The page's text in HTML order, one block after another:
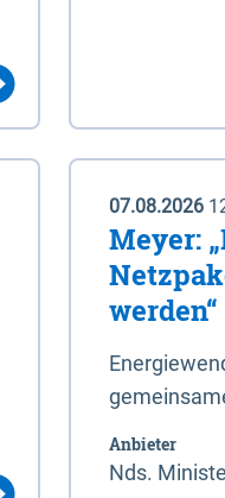
07.08.2026
Meyer:
werden“
Anbieter
Nds.